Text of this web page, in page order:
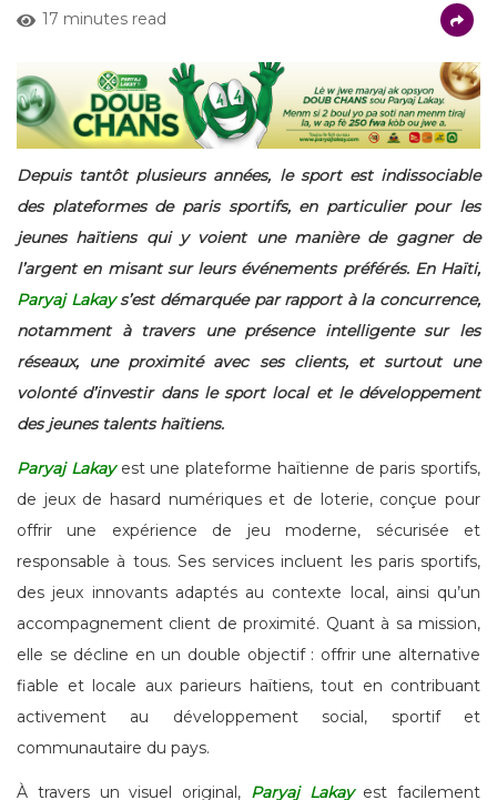
17 minutes read
Depuis tantôt plusieurs années, le sport est indissociable
des plateformes de paris sportifs, en particulier pour les
jeunes haïtiens qui y voient une manière de gagner de
l’argent en misant sur leurs événements préférés. En Haïti,
Paryaj Lakays’est démarquée par rapport à la concurrence,
notamment à travers une présence intelligente sur les
réseaux, une proximité avec ses clients, et surtout une
volonté d’investir dans le sport local et le développement
des jeunes talents haïtiens.
Paryaj Lakayest une plateforme haïtienne de paris sportifs,
de jeux de hasard numériques et de loterie, conçue pour
offrir une expérience de jeu moderne, sécurisée et
responsable à tous. Ses services incluent les paris sportifs,
des jeux innovants adaptés au contexte local, ainsi qu’un
accompagnement client de proximité. Quant à sa mission,
elle se décline en un double objectif : offrir une alternative
fiable et locale aux parieurs haïtiens, tout en contribuant
activement au développement social, sportif et
communautaire du pays.
À travers un visuel original, Paryaj Lakayest facilement